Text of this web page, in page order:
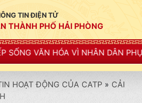
TIN ĐIỆN TỬ
THÀNH PHỐ HẢI PHÒNG
VÌ NHÂN DÂN PHỤC VỤ"
HOẠT ĐỘNG CỦA CATP » CẢI